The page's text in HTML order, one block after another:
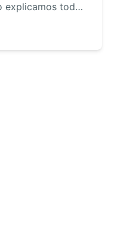
explicamos todo.